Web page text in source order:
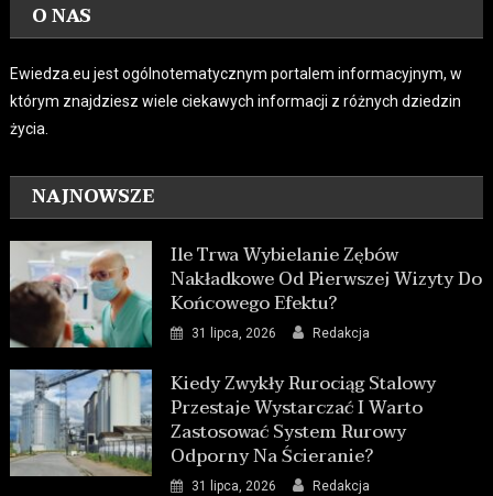
O NAS
Ewiedza.eu jest ogólnotematycznym portalem informacyjnym, w
którym znajdziesz wiele ciekawych informacji z różnych dziedzin
życia.
NAJNOWSZE
Ile Trwa Wybielanie Zębów
Nakładkowe Od Pierwszej Wizyty Do
Końcowego Efektu?
31 lipca, 2026 Redakcja
Kiedy Zwykły Rurociąg Stalowy
Przestaje Wystarczać I Warto
Zastosować System Rurowy
Odporny Na Ścieranie?
31 lipca, 2026 Redakcja